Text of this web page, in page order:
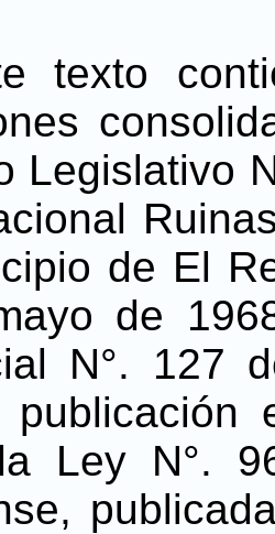
texto
Legislativo
de El
de
N°. 127
publicación
Ley N°.